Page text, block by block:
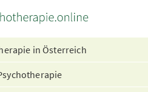
in Österreich